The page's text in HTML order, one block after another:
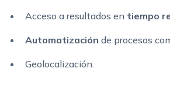
Acceso a resultados en tiempo
Automatización de procesos
Geolocalización.